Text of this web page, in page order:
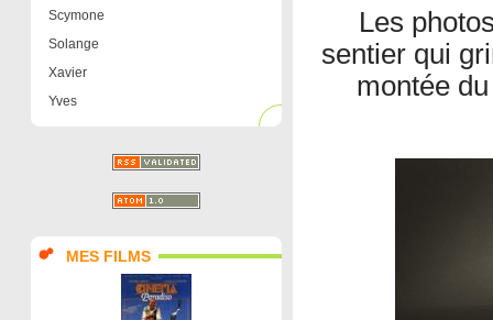
Scymone
Solange
Xavier
Yves
MES FILMS
Les
sentier qui
montée